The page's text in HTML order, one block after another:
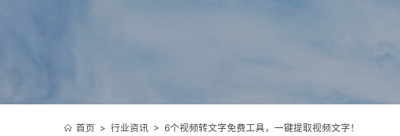
首页 > 行业资讯> 6个视频转文字免费工具，一键提取视频文字！